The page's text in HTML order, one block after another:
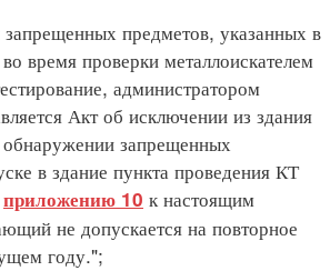
предметов, указанных в
время проверки металлоискателем
администратором
Акт об исключении из здания
запрещенных
в здание пункта проведения КТ
приложению 10 к настоящим
не допускается на повторное
году.";